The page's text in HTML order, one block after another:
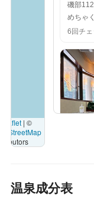
| ©
磯部
めちゃ
6回チ
アル
温泉成分表